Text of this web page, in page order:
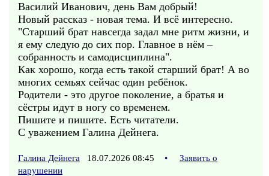
Василий Иванович, день Вам добрый!
Новый рассказ - новая тема. И всё интересно.
"Старший брат навсегда задал мне ритм жизни, и
я ему следую до сих пор. Главное в нём –
собранность и самодисциплина".
Как хорошо, когда есть такой старший брат! А во
многих семьях сейчас один ребёнок.
Родители - это другое поколение, а братья и
сёстры идут в ногу со временем.
Пишите и пишите. Есть читатели.
С уважением Галина Дейнега.
Галина Дейнега 18.07.2026 08:45 •
Заявить о
нарушении